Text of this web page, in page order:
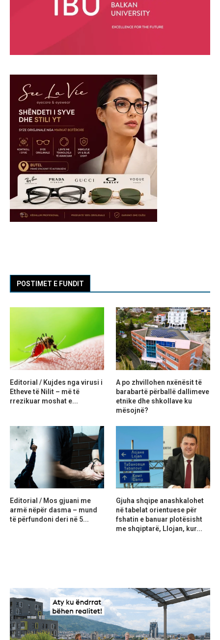
POSTIMET E FUNDIT
Editorial / Kujdes nga virusi i
Etheve të Nilit – më të
rrezikuar moshat e...
A po zhvillohen nxënësit të
barabartë përballë dallimeve
etnike dhe shkollave ku
mësojnë?
Editorial / Mos gjuani me
armë nëpër dasma – mund
të përfundoni deri në 5...
Gjuha shqipe anashkalohet
në tabelat orientuese për
fshatin e banuar plotësisht
me shqiptarë, Llojan, kur...